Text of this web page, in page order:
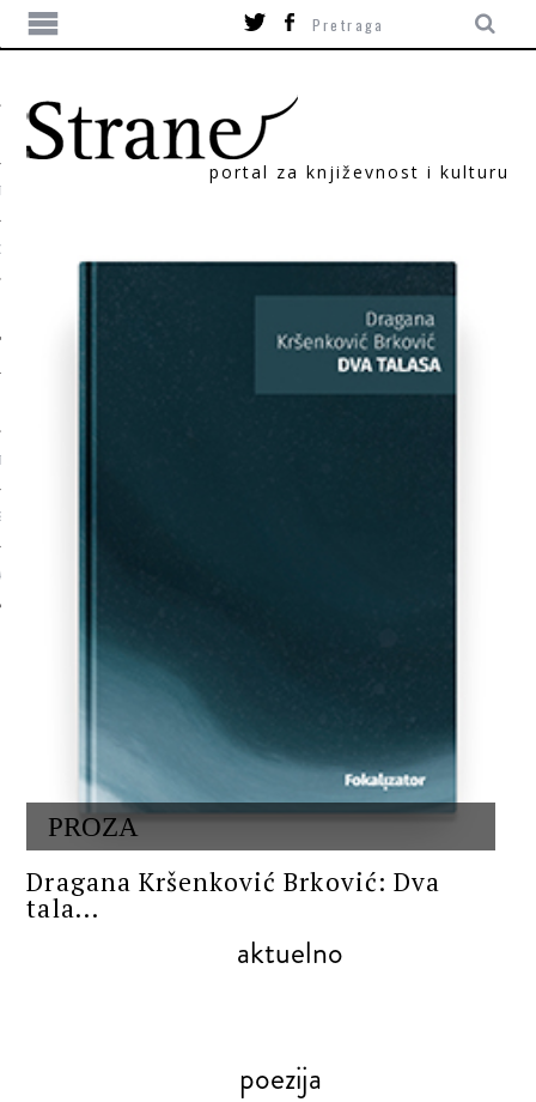
portal za književnost i kulturu
PROZA
Dragana Kršenković Brković: Dva
tala...
aktuelno
poezija